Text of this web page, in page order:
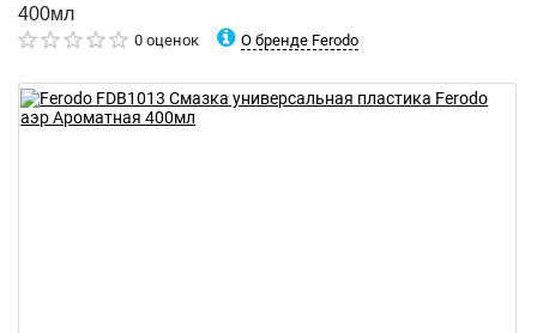
400мл
0 оценок О бренде Ferodo